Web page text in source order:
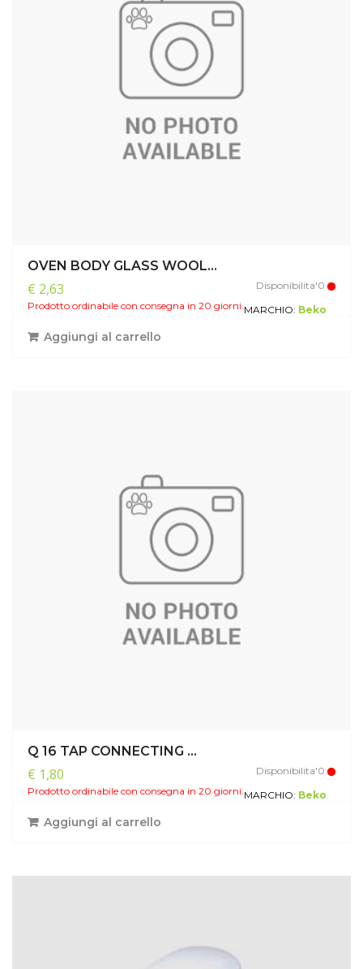
OVEN BODY GLASS WOOL...
€ 2,63
Disponibilita'0
Prodotto ordinabile con consegna in 20 giorni.MARCHIO: Beko
Aggiungi al carrello
Q 16 TAP CONNECTING ...
€ 1,80
Disponibilita'0
Prodotto ordinabile con consegna in 20 giorni.MARCHIO: Beko
Aggiungi al carrello